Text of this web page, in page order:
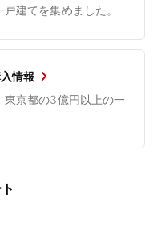
建てを集めました。
情報
京都の3億円以上の一